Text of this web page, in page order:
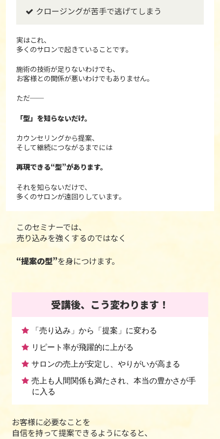
クロージングが苦手で逃げてしまう
実はこれ、
多くのサロンで起きていることです。
施術の技術が足りないわけでも、
お客様との関係が悪いわけでもありません。
ただ──
「型」を知らないだけ。
カウンセリングから提案、
そして継続につながるまでには
再現できる“型”があります。
それを知らないだけで、
多くのサロンが遠回りしています。
このセミナーでは、
売り込みを強くするのではなく
“提案の型”を身につけます。
受講後、こう変わります！
「売り込み」から「提案」に変わる
リピート率が飛躍的に上がる
サロンの売上が安定し、やりがいが高まる
売上も人間関係も満たされ、本当の豊かさが手
に入る
お客様に必要なことを
自信を持って提案できるようになると、